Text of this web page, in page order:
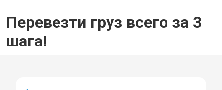
Перевезти груз всего за 3
шага!